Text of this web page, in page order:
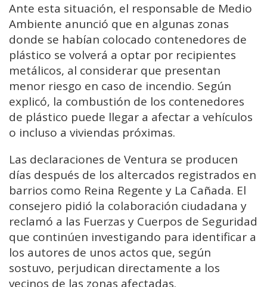
Ante esta situación, el responsable de Medio
Ambiente anunció que en algunas zonas
donde se habían colocado contenedores de
plástico se volverá a optar por recipientes
metálicos, al considerar que presentan
menor riesgo en caso de incendio. Según
explicó, la combustión de los contenedores
de plástico puede llegar a afectar a vehículos
o incluso a viviendas próximas.
Las declaraciones de Ventura se producen
días después de los altercados registrados en
barrios como Reina Regente y La Cañada. El
consejero pidió la colaboración ciudadana y
reclamó a las Fuerzas y Cuerpos de Seguridad
que continúen investigando para identificar a
los autores de unos actos que, según
sostuvo, perjudican directamente a los
vecinos de las zonas afectadas.